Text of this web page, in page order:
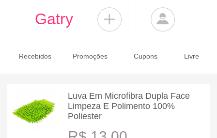
Gatry
Recebidos Promoções Cupons Livre
Luva Em Microfibra Dupla Face
Limpeza E Polimento 100%
Poliester